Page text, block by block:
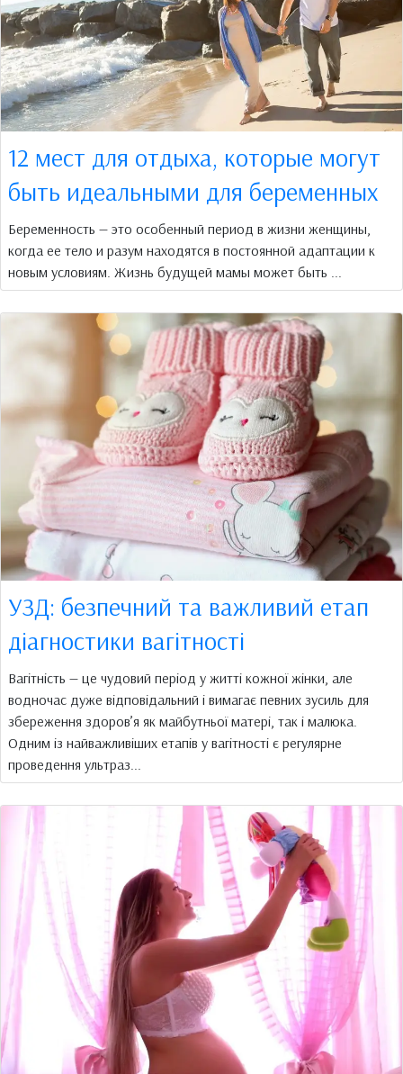
12 мест для отдыха, которые могут
быть идеальными для беременных
Беременность — это особенный период в жизни женщины,
когда ее тело и разум находятся в постоянной адаптации к
новым условиям. Жизнь будущей мамы может быть ...
УЗД: безпечний та важливий етап
діагностики вагітності
Вагітність — це чудовий період у житті кожної жінки, але
водночас дуже відповідальний і вимагає певних зусиль для
збереження здоров’я як майбутньої матері, так і малюка.
Одним із найважливіших етапів у вагітності є регулярне
проведення ультраз...